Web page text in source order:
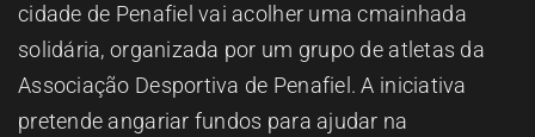
CONTACTOS
cidade de Penafiel vai acolher uma cmainhada
solidária, organizada por um grupo de atletas da
Associação Desportiva de Penafiel. A iniciativa
pretende angariar fundos para ajudar na